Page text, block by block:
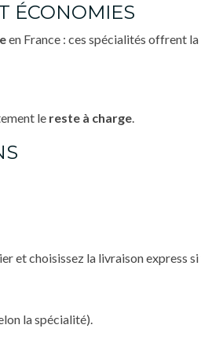
ÉCONOMIES
en France : ces spécialités offrent
le reste à charge.
et choisissez la livraison express si
la spécialité).